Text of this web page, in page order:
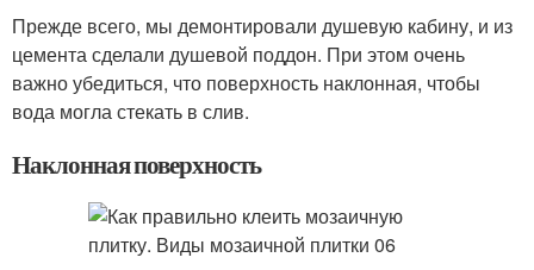
Прежде всего, мы демонтировали душевую кабину, и из
цемента сделали душевой поддон. При этом очень
важно убедиться, что поверхность наклонная, чтобы
вода могла стекать в слив.
Наклонная поверхность